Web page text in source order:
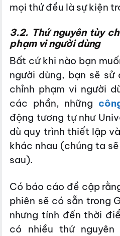
mọi thứ đều là sự kiện
3.2. Thứ nguyên tùy
phạm vi người dùng
Bất cứ khi nào bạn
người dùng, bạn sẽ sử
chỉnh phạm vi người
các phần, những
động tương tự như
dù quy trình thiết lập
khác nhau (chúng ta
sau).
Có báo cáo đề cập
phiên sẽ có sẵn trong
nhưng tính đến thời
có nhiều thứ